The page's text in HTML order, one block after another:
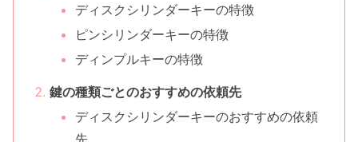
ディスクシリンダーキーの特徴
ピンシリンダーキーの特徴
ディンプルキーの特徴
鍵の種類ごとのおすすめの依頼先
ディスクシリンダーキーのおすすめの依頼